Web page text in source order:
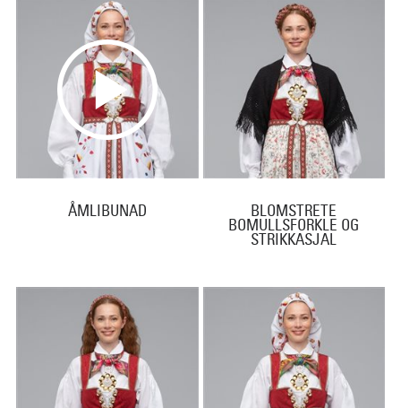
ÅMLIBUNAD BLOMSTRETE
BOMULLSFORKLE OG
STRIKKASJAL